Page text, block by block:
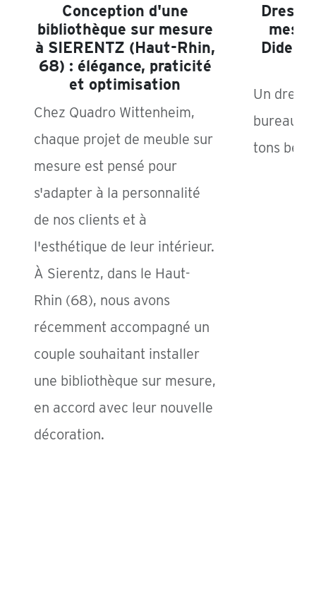
Conception d'une
bibliothèque sur mesure
à SIERENTZ (Haut-Rhin,
68) : élégance, praticité
et optimisation
Chez Quadro Wittenheim,
chaque projet de meuble sur
mesure est pensé pour
s'adapter à la personnalité
de nos clients et à
l'esthétique de leur intérieur.
À Sierentz, dans le Haut-
Rhin (68), nous avons
récemment accompagné un
couple souhaitant installer
une bibliothèque sur mesure,
en accord avec leur nouvelle
décoration.
Un
bureau
tons